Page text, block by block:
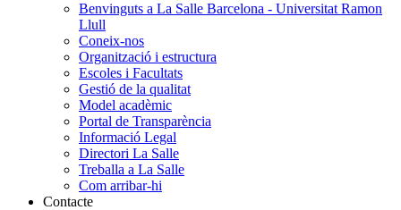
Benvinguts a La Salle Barcelona - Universitat Ramon
Llull
Coneix-nos
Organització i estructura
Escoles i Facultats
Gestió de la qualitat
Model acadèmic
Portal de Transparència
Informació Legal
Directori La Salle
Treballa a La Salle
Com arribar-hi
Contacte